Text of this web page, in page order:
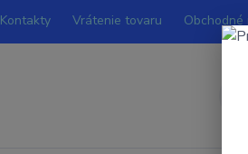
Kontakty Vrátenie tovaru Obchodné